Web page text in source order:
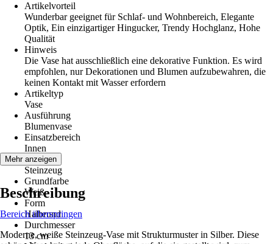
Artikelvorteil
Wunderbar geeignet für Schlaf- und Wohnbereich, Elegante
Optik, Ein einzigartiger Hingucker, Trendy Hochglanz, Hohe
Qualität
Hinweis
Die Vase hat ausschließlich eine dekorative Funktion. Es wird
empfohlen, nur Dekorationen und Blumen aufzubewahren, die
keinen Kontakt mit Wasser erfordern
Artikeltyp
Vase
Ausführung
Blumenvase
Einsatzbereich
Innen
Material
Steinzeug
Grundfarbe
Weiß
Form
Halbrund
Durchmesser
13 cm
Mehr anzeigen
Beschreibung
Bereich überspringen
Moderne, weiße Steinzeug-Vase mit Strukturmuster in Silber. Diese